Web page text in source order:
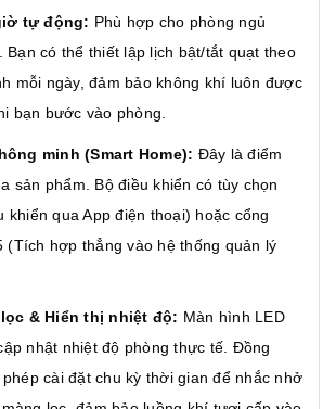
tự động: Phù hợp cho phòng ngủ
Bạn có thể thiết lập lịch bật/tắt quạt theo
mỗi ngày, đảm bảo không khí luôn được
bạn bước vào phòng.
minh (Smart Home): Đây là điểm
sản phẩm. Bộ điều khiển có tùy chọn
khiển qua App điện thoại) hoặc cổng
(Tích hợp thẳng vào hệ thống quản lý
& Hiển thị nhiệt độ: Màn hình LED
nhật nhiệt độ phòng thực tế. Đồng
cài đặt chu kỳ thời gian để nhắc nhở